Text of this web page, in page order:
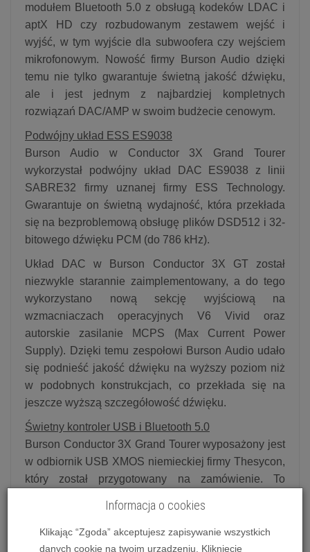
modułem Bluetooth 5.0 z obsługą kodeków LDAC i
aptX HD czy rozbudowanym zestawem wejść i
wyjść, w tym wyjście dla subwoofera czy wejściem
mikrofonowym. Nowość firmy Burson Audio dzięki
temu nie tylko gwarantuje świetną jakość dźwięku,
ale i jest jednym z najbardziej kompletnych
rozwiązań DAC/AMP w swoim budżecie cenowym.
Podwójny układ ESS ES9038
Burson Audio w Conductor 3X Grand Tourer
wykorzystał podwójny układ DAC ES9038 z linii
SABRE32 firmy uznanej firmy ESS Technology.
Gwarantuje on świetną wydajność, która przekłada
się na bezproblemową obsługę plików DSD512 i 32-
bitowego dźwięku PCM (do 786 kHz).
Układ DAC w Burson Conductor 3X GT został
niezwykle starannie zaimplementowany, a do tego
wykorzystano nową sekcję wyjściową na
wzmacniaczach operacyjnych V6 Vivid oraz
autorskie zasilanie MCPS (Max Current Power
Supply). Dzięki temu zespołowi Burson Audio udało
się podnieść jakość dźwięku na wyższy poziom niż
w podobnych konstrukcjach, co przekłada się na
jeszcze wyższą szczegółowość dźwięku.
Świetny kontroler USB i Bluetooth 5.0
Burson Conductor 3X Grand Tourer wyposażony jest
w odbiornik USB XMOS niemieckiej firmy Thesycon,
który został przygotowany na zamówienie. To
precyzji, który idealnie sprawdza się do
strumieniowania plików PCM do 32-bit/768 kHz i
DSD do 512x.
Informacja o cookies
Klikając “Zgoda” akceptujesz zapisywanie wszystkich
danych cookie na twoim urządzeniu. Kliknięcie